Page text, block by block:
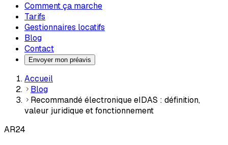
Comment ça marche
Tarifs
Gestionnaires locatifs
Blog
Contact
Envoyer mon préavis
Accueil
Blog
Recommandé électronique eIDAS : définition,
valeur juridique et fonctionnement
AR24